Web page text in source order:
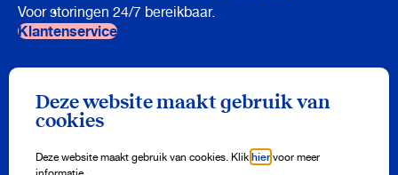
Deze website maakt gebruik van
cookies
Deze website maakt gebruik van cookies. Klik hier voor meer
Voor storingen 24/7 bereikbaar.
Klantenservice
Nieuwsbrief
Meld je aan en ontvang drie keer per jaar onze nieuwsbrief vol
watertips!